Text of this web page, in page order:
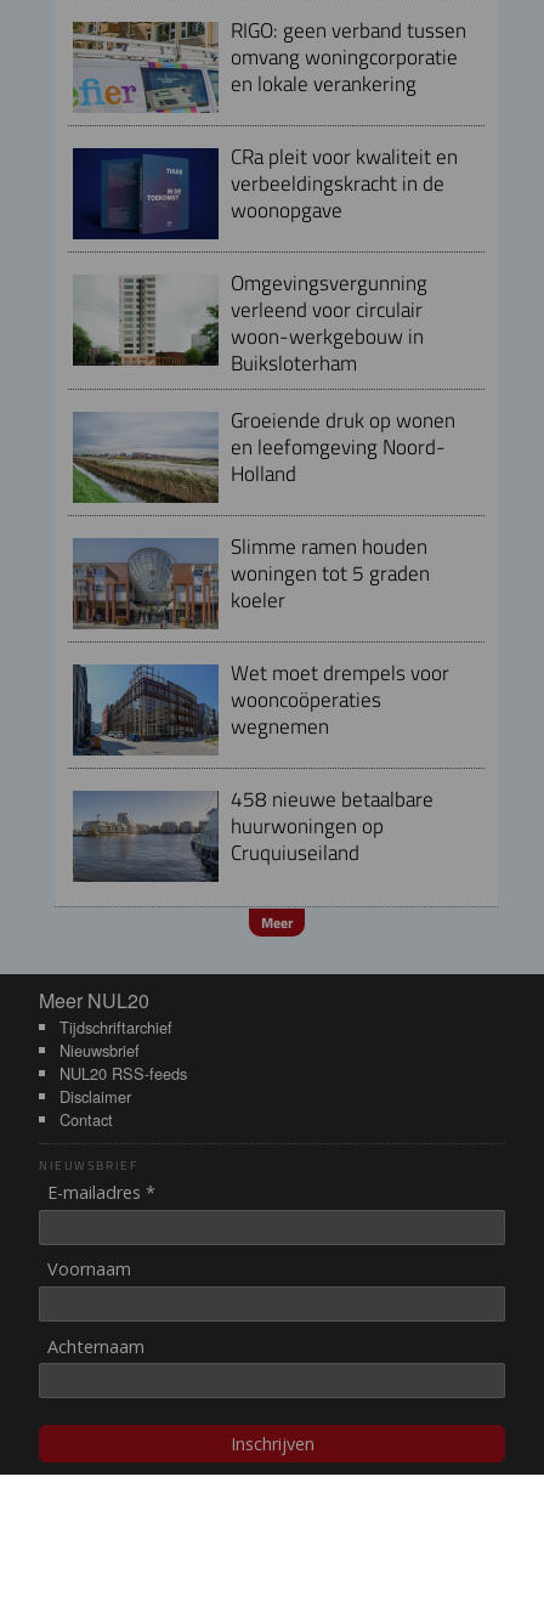
RIGO: geen verband tussen
omvang woningcorporatie
en lokale verankering
CRa pleit voor kwaliteit en
verbeeldingskracht in de
woonopgave
Omgevingsvergunning
verleend voor circulair
woon-werkgebouw in
Buiksloterham
Groeiende druk op wonen
en leefomgeving Noord-
Holland
Slimme ramen houden
woningen tot 5 graden
koeler
Wet moet drempels voor
wooncoöperaties
wegnemen
458 nieuwe betaalbare
huurwoningen op
Cruquiuseiland
Meer
Meer NUL20
Meer NUL20
Tijdschriftarchief
Nieuwsbrief
NUL20 RSS-feeds
Disclaimer
Contact
NIEUWSBRIEF
E-mailadres *
Voornaam
Achternaam
Inschrijven